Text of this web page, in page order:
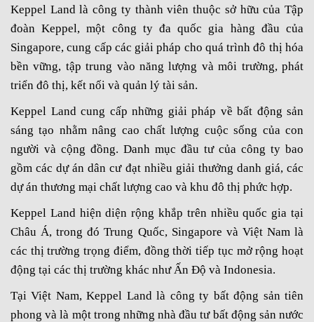
Keppel Land là công ty thành viên thuộc sở hữu của Tập
đoàn Keppel, một công ty đa quốc gia hàng đầu của
Singapore, cung cấp các giải pháp cho quá trình đô thị hóa
bền vững, tập trung vào năng lượng và môi trường, phát
triển đô thị, kết nối và quản lý tài sản.
Keppel Land cung cấp những giải pháp về bất động sản
sáng tạo nhằm nâng cao chất lượng cuộc sống của con
người và cộng đồng. Danh mục đầu tư của công ty bao
gồm các dự án dân cư đạt nhiều giải thưởng danh giá, các
dự án thương mại chất lượng cao và khu đô thị phức hợp.
Keppel Land hiện diện rộng khắp trên nhiều quốc gia tại
Châu Á, trong đó Trung Quốc, Singapore và Việt Nam là
các thị trường trọng điểm, đồng thời tiếp tục mở rộng hoạt
động tại các thị trường khác như Ấn Độ và Indonesia.
Tại Việt Nam, Keppel Land là công ty bất động sản tiên
phong và là một trong những nhà đầu tư bất động sản nước